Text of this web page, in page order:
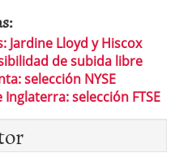
Jardine Lloyd y Hiscox
de subida libre
selección NYSE
selección FTSE